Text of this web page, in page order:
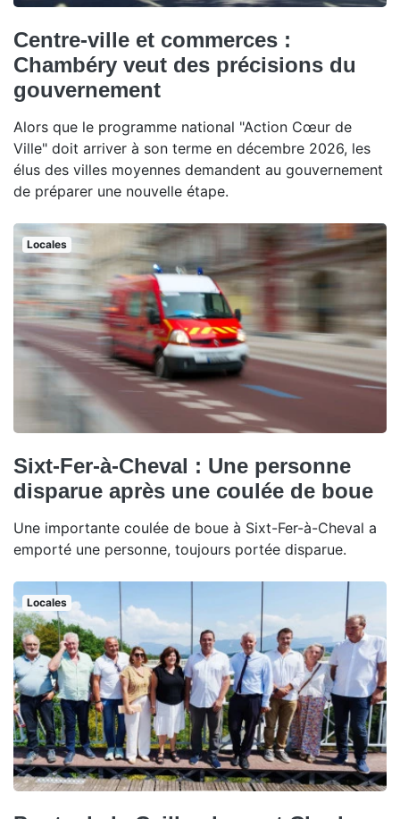
Centre-ville et commerces :
Chambéry veut des précisions du
gouvernement
Alors que le programme national "Action Cœur de
Ville" doit arriver à son terme en décembre 2026, les
élus des villes moyennes demandent au gouvernement
de préparer une nouvelle étape.
Locales
Sixt-Fer-à-Cheval : Une personne
disparue après une coulée de boue
Une importante coulée de boue à Sixt-Fer-à-Cheval a
emporté une personne, toujours portée disparue.
Locales